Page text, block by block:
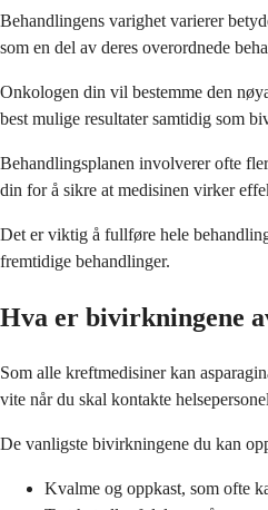
Behandlingens varighet varierer
som en del av deres overordnede
Onkologen din vil bestemme den
best mulige resultater samtidig som
Behandlingsplanen involverer ofte
din for å sikre at medisinen virker
Det er viktig å fullføre hele
fremtidige behandlinger.
Hva er bivirkningene
Som alle kreftmedisiner kan
vite når du skal kontakte
De vanligste bivirkningene du kan
Kvalme og oppkast, som ofte